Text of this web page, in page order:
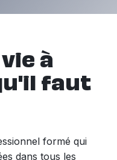
à
faut
formé qui
dans tous les